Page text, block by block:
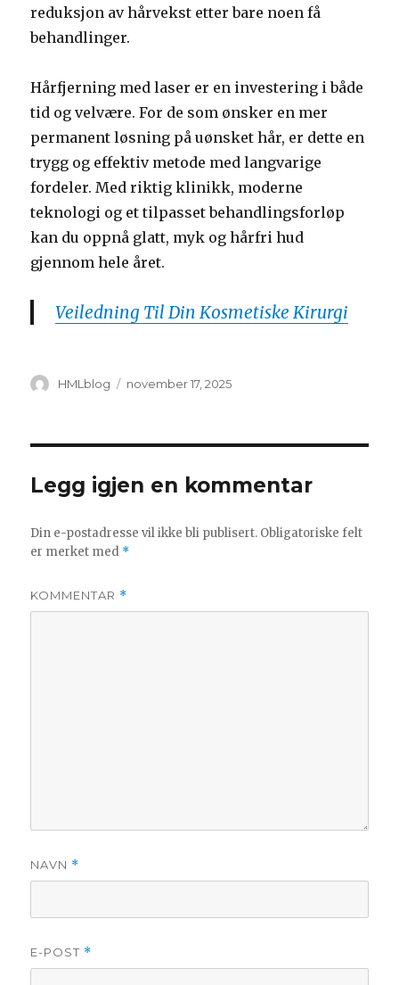
reduksjon av hårvekst etter bare noen få
behandlinger.
Hårfjerning med laser er en investering i både
tid og velvære. For de som ønsker en mer
permanent løsning på uønsket hår, er dette en
trygg og effektiv metode med langvarige
fordeler. Med riktig klinikk, moderne
teknologi og et tilpasset behandlingsforløp
kan du oppnå glatt, myk og hårfri hud
gjennom hele året.
Veiledning Til Din Kosmetiske Kirurgi
Forfatter
HMLblog Publisert
november 17, 2025
Legg igjen en kommentar
Din e-postadresse vil ikke bli publisert. Obligatoriske felt
er merket med *
KOMMENTAR *
NAVN *
E-POST *